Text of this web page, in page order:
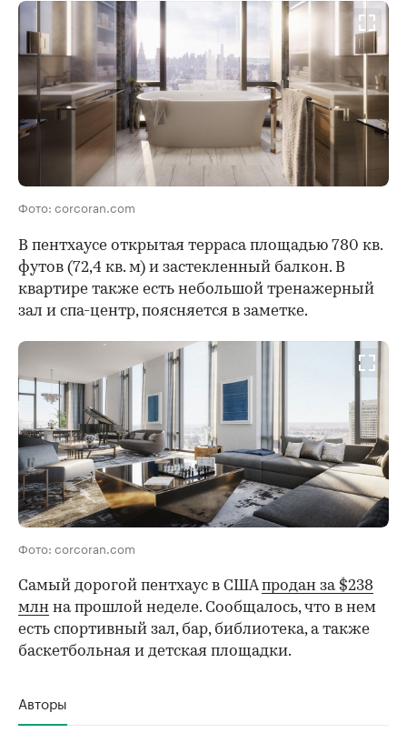
Фото: corcoran.com
В пентхаусе открытая терраса площадью 780 кв.
футов (72,4 кв. м) и застекленный балкон. В
квартире также есть небольшой тренажерный
зал и спа-центр, поясняется в заметке.
Фото: corcoran.com
Самый дорогой пентхаус в СШАпродан за $238
млн на прошлой неделе. Сообщалось, что в нем
есть спортивный зал, бар, библиотека, а также
баскетбольная и детская площадки.
Авторы